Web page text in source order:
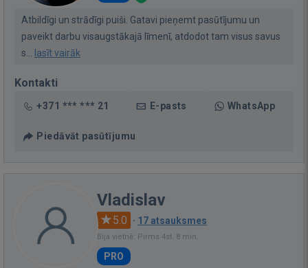
Atbildīgi un strādīgi puiši. Gatavi pieņemt pasūtījumu un
paveikt darbu visaugstākajā līmenī, atdodot tam visus savus
s... lasīt vairāk
Kontakti
+371 *** *** 21 E-pasts WhatsApp
Piedāvāt pasūtījumu
Vladislav
5.0 · 17 atsauksmes
Bija vietnē: Pirms 4st. 8 min.
PRO